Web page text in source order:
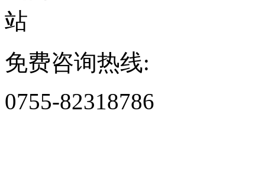
免费咨询热线:
0755-82318786